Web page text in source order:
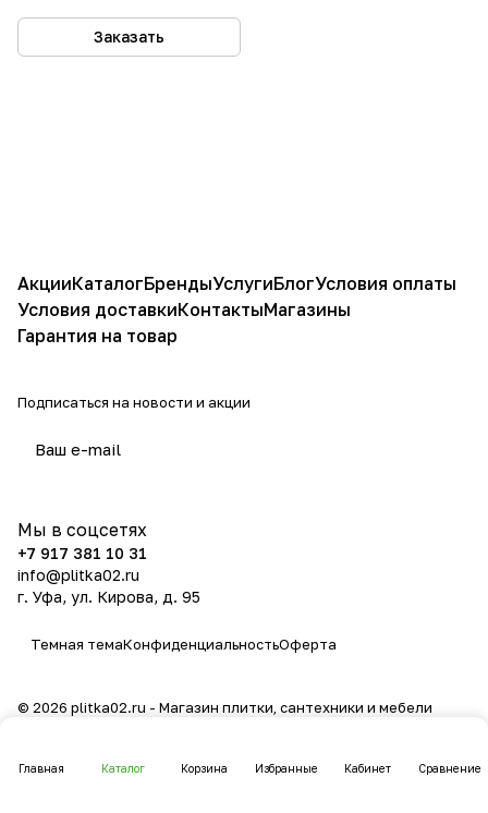
Заказать
Главная Каталог Корзина Избранные Кабинет Сравнение
АкцииКаталогБрендыУслугиБлогУсловия оплаты
Условия доставкиКонтактыМагазины
Гарантия на товар
Подписаться на новости и акции
Мы в соцсетях
+7 917 381 10 31
info@plitka02.ru
г. Уфа, ул. Кирова, д. 95
Темная темаКонфиденциальностьОферта
© 2026 plitka02.ru - Магазин плитки, сантехники и мебели